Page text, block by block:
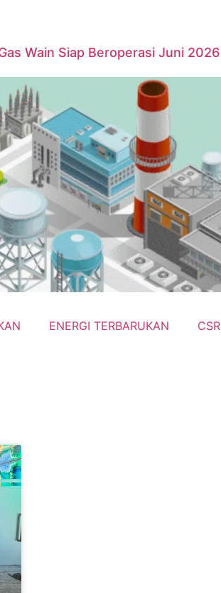
Wain Siap Beroperasi Juni 2026
ENERGI TERBARUKAN CSR